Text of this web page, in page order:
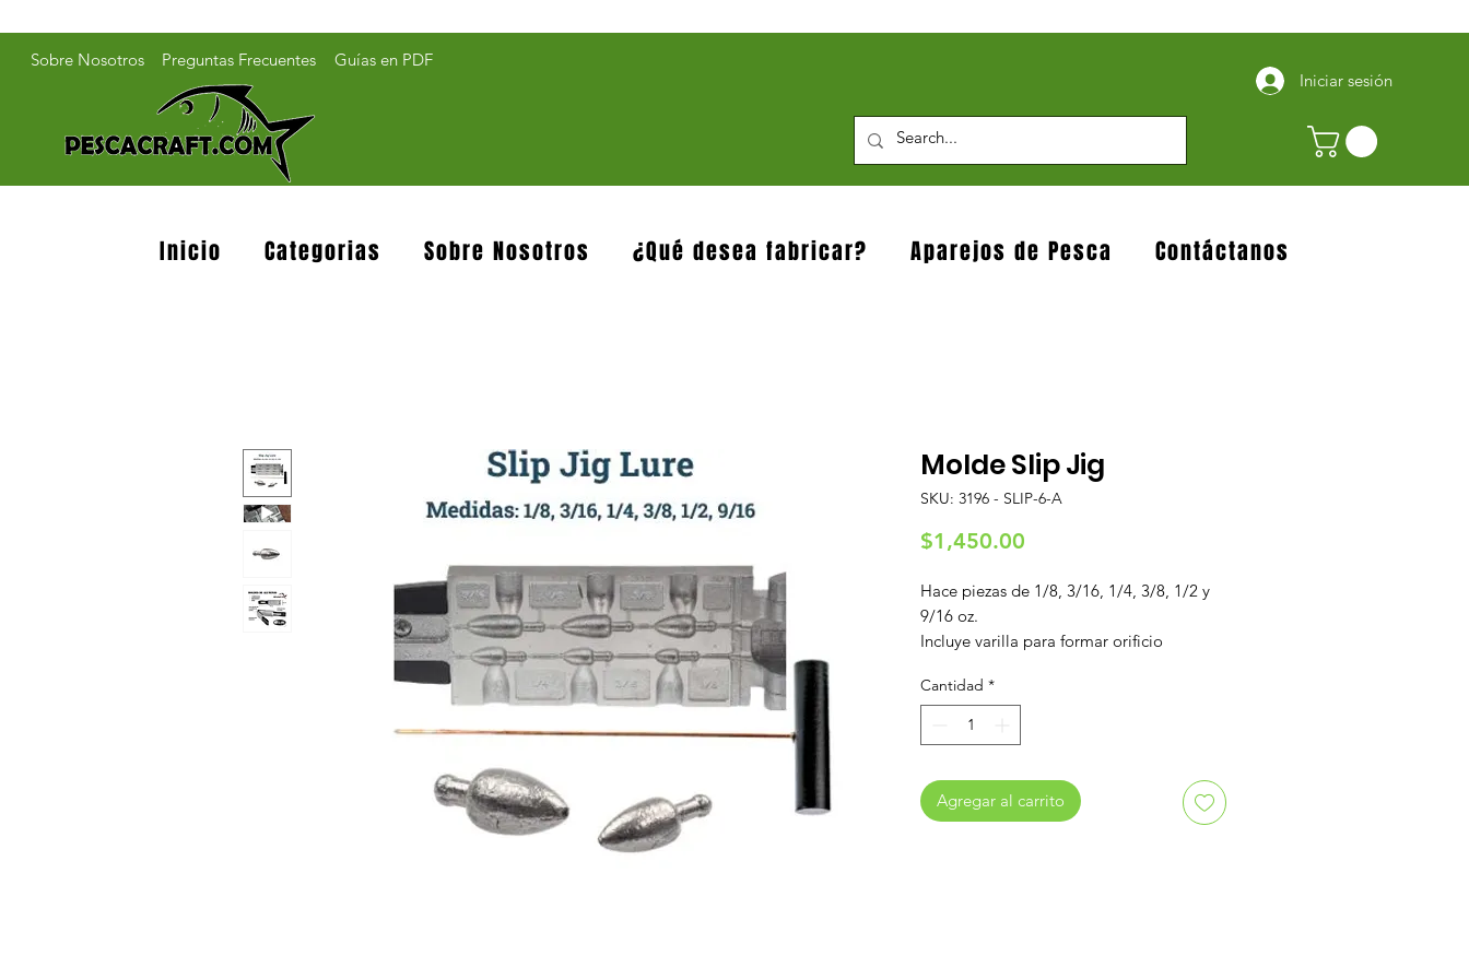
Sobre Nosotros Preguntas Frecuentes
Guías en PDF
Iniciar sesión
Inicio Categorias Sobre Nosotros ¿Qué desea fabricar? Aparejos de Pesca Contáctanos
Molde Slip Jig
SKU: 3196 - SLIP-6-A
$1,450.00
Hace piezas de 1/8, 3/16, 1/4, 3/8, 1/2 y
9/16 oz.
Incluye varilla para formar orificio
Cantidad *
Agregar al carrito